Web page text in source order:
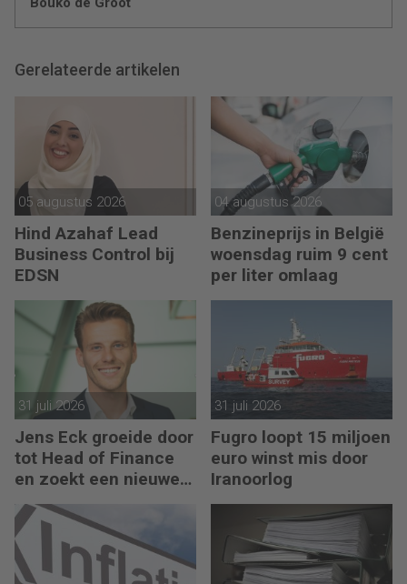
Gerelateerde artikelen
05 augustus 2026
Hind Azahaf Lead
Business Control bij
EDSN
04 augustus 2026
Benzineprijs in België
woensdag ruim 9 cent
per liter omlaag
31 juli 2026
Jens Eck groeide door
tot Head of Finance
en zoekt een nieuwe
uitdaging
31 juli 2026
Fugro loopt 15 miljoen
euro winst mis door
Iranoorlog